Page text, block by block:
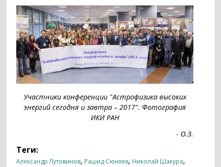
Участники конференции "Астрофизика высоких
энергий сегодня и завтра – 2017". Фотография
ИКИ РАН
- О.З.
Теги:
Александр Лутовинов, Рашид Сюняев, Николай Шакура,